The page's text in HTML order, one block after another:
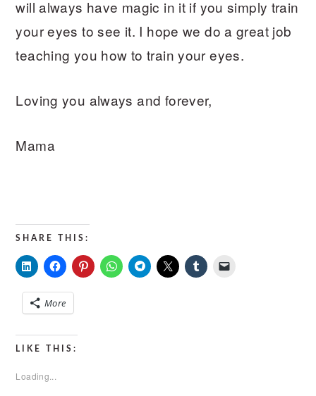
will always have magic in it if you simply train
your eyes to see it. I hope we do a great job
teaching you how to train your eyes.
Loving you always and forever,
Mama
SHARE THIS:
More
LIKE THIS:
Loading...